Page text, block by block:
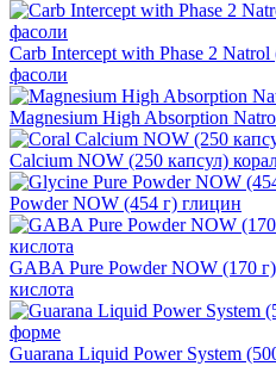
Carb Intercept with Phase 2 Natrol
фасоли
Magnesium High Absorption
Calcium NOW (250 капсул)
Powder NOW (454 г) глицин
GABA Pure Powder NOW (170
кислота
Guarana Liquid Power System